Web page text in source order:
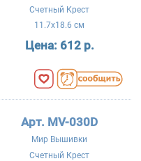
Счетный Крест
11.7x18.6 см
Цена: 612 р.
Арт. MV-030D
Мир Вышивки
Счетный Крест